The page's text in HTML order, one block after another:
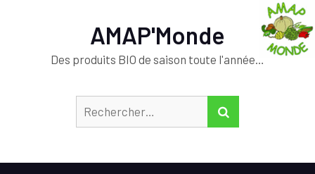
AMAP'Monde
Des produits BIO de saison toute l'année…